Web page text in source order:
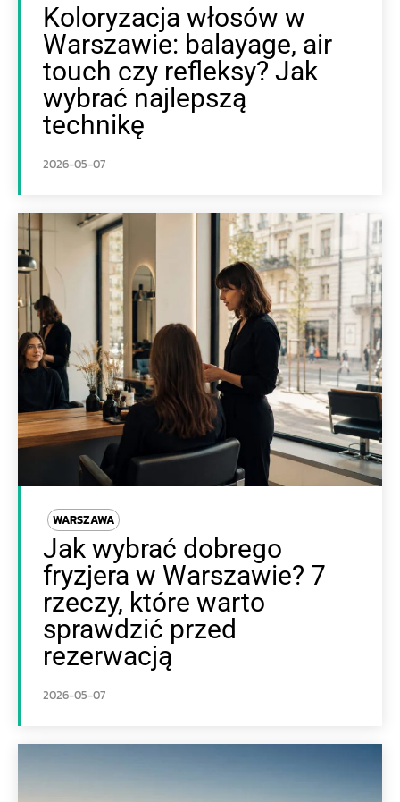
Koloryzacja włosów w
Warszawie: balayage, air
touch czy refleksy? Jak
wybrać najlepszą
technikę
2026-05-07
WARSZAWA
Jak wybrać dobrego
fryzjera w Warszawie? 7
rzeczy, które warto
sprawdzić przed
rezerwacją
2026-05-07